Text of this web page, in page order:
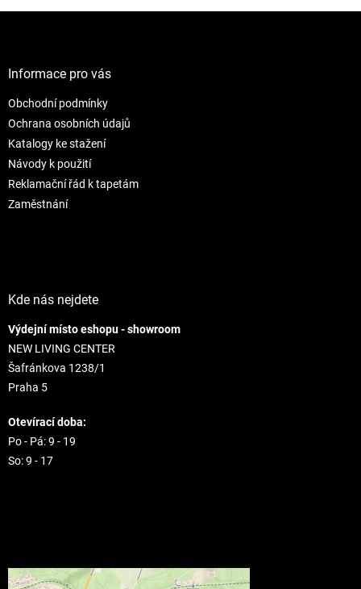
v
Informace pro vás
Obchodní podmínky
Ochrana osobních údajů
Katalogy ke stažení
Návody k použití
Reklamační řád k tapetám
Zaměstnání
Kde nás nejdete
Výdejní místo eshopu - showroom
NEW LIVING CENTER
Šafránkova 1238/1
Praha 5
Otevírací doba:
Po - Pá: 9 - 19
So: 9 - 17